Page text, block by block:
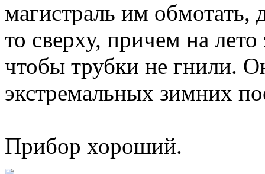
магистраль им обмотать,
то сверху, причем на
чтобы трубки не гнили.
экстремальных зимних
Прибор хороший.